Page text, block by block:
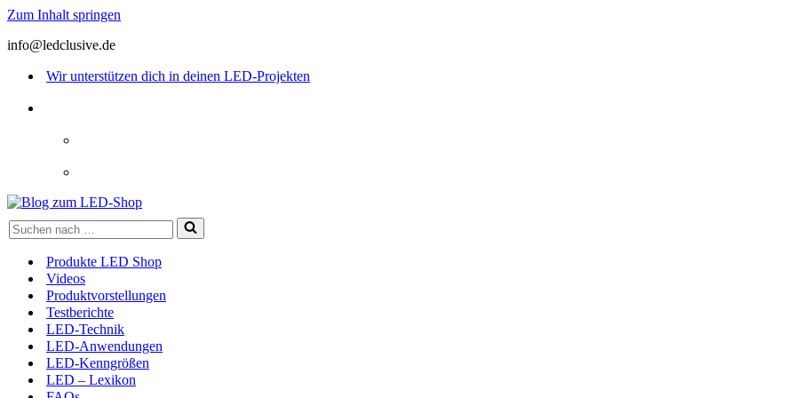
Zum Inhalt springen
info@ledclusive.de
Wir unterstützen dich in deinen LED-Projekten
Suchen
nach …
Produkte LED Shop
Videos
Produktvorstellungen
Testberichte
LED-Technik
LED-Anwendungen
LED-Kenngrößen
LED – Lexikon